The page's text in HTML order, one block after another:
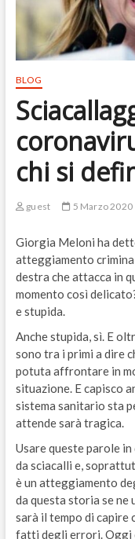
BLOG
chi si
guest 5 Marzo 2020
Giorgia Meloni ha
atteggiamento
destra che attacca in
momento così
e stupida.
Anche stupida, sì. E
sono tra i primi a dire
potuta affrontare in
situazione. E capisco
sistema sanitario sta
attende sarà tragica.
Usare queste parole
da sciacalli e,
è un atteggiamento
da questa storia se ne
sarà il tempo di capire
fatti degli errori. Oggi